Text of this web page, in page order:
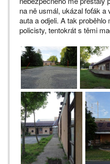
na ně usmál, ukázal foťák
auta a odjeli. A tak
policisty, tentokrát s těmi